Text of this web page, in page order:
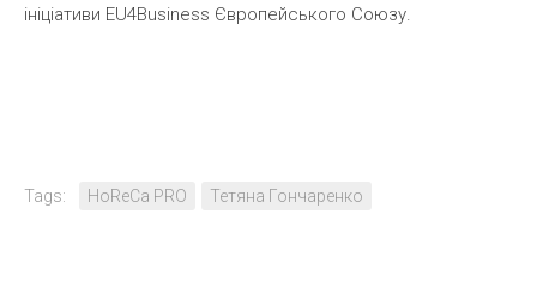
ініціативи EU4Business Європейського Союзу.
Tags: HoReCa PRO Тетяна Гончаренко